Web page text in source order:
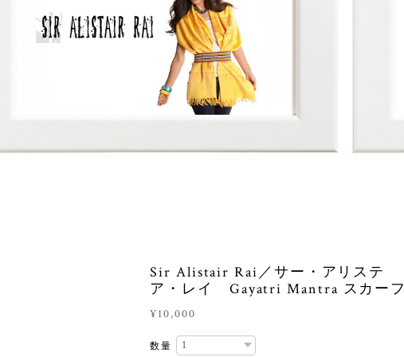
Sir Alistair Rai／サー・アリステ
ア・レイ Gayatri Mantra スカーフ
¥10,000
数量